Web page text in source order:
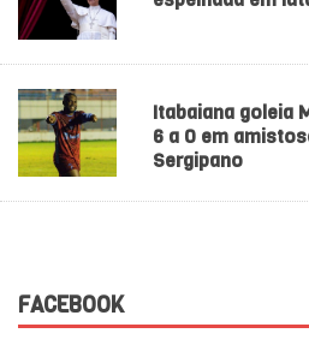
Itabaiana goleia
6 a 0 em
Sergipano
FACEBOOK